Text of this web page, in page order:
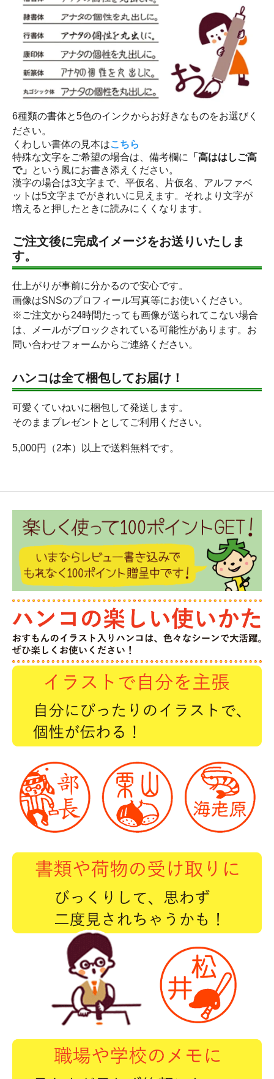
6種類の書体と5色のインクからお好きなものをお選びく
ださい。
くわしい書体の見本はこちら
特殊な文字をご希望の場合は、備考欄に
「高ははしご高
で」 という風にお書き添えください。
漢字の場合は3文字まで、平仮名、片仮名、アルファベ
ットは5文字までがきれいに見えます。それより文字が
増えると押したときに読みにくくなります。
ご注文後に完成イメージをお送りいたしま
す。
仕上がりが事前に分かるので安心です。
画像はSNSのプロフィール写真等にお使いください。
※ご注文から24時間たっても画像が送られてこない場合
は、メールがブロックされている可能性があります。お
問い合わせフォームからご連絡ください。
ハンコは全て梱包してお届け！
可愛くていねいに梱包して発送します。
そのままプレゼントとしてご利用ください。
5,000円（2本）以上で送料無料です。